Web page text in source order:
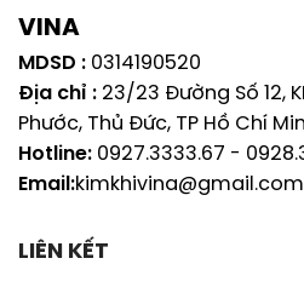
VINA
MDSD : 0314190520
Địa chỉ : 23/23 Đường Số 12,
Phước, Thủ Đức, TP Hồ Chí
Hotline: 0927.3333.67 -
Email:kimkhivina@gmail.com
LIÊN KẾT